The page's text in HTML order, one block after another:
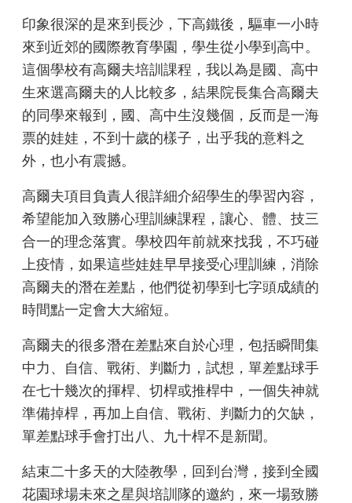
印象很深的是來到長沙，下高鐵後，驅車一小時
來到近郊的國際教育學園，學生從小學到高中。
這個學校有高爾夫培訓課程，我以為是國、高中
生來選高爾夫的人比較多，結果院長集合高爾夫
的同學來報到，國、高中生沒幾個，反而是一海
票的娃娃，不到十歲的樣子，出乎我的意料之
外，也小有震撼。
高爾夫項目負責人很詳細介紹學生的學習內容，
希望能加入致勝心理訓練課程，讓心、體、技三
合一的理念落實。學校四年前就來找我，不巧碰
上疫情，如果這些娃娃早早接受心理訓練，消除
高爾夫的潛在差點，他們從初學到七字頭成績的
時間點一定會大大縮短。
高爾夫的很多潛在差點來自於心理，包括瞬間集
中力、自信、戰術、判斷力，試想，單差點球手
在七十幾次的揮桿、切桿或推桿中，一個失神就
準備掉桿，再加上自信、戰術、判斷力的欠缺，
單差點球手會打出八、九十桿不是新聞。
結束二十多天的大陸教學，回到台灣，接到全國
花園球場未來之星與培訓隊的邀約，來一場致勝